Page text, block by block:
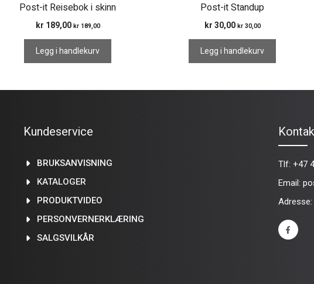
Post-it Reisebok i skinn
kr 189,00 kr189,00
Legg i handlekurv
Post-it Standup
kr 30,00 kr30,00
Legg i handlekurv
Kundeservice
BRUKSANVISNING
KATALOGER
PRODUKTVIDEO
PERSONVERNERKLÆRING
SALGSVILKÅR
Tlf: +47
Email: